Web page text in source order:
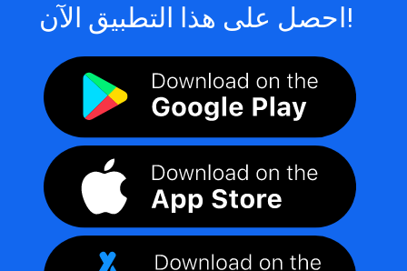
احصل على هذا التطبيق الآن!